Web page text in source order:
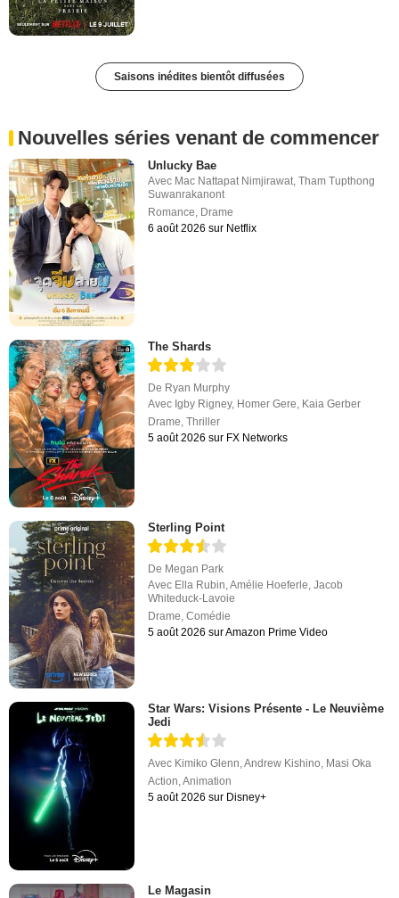
Saisons inédites bientôt diffusées
Nouvelles séries venant de commencer
Unlucky Bae
Avec Mac Nattapat Nimjirawat ,Tham Tupthong
Suwanrakanont
Romance Drame
6 août 2026 sur Netflix
The Shards
De Ryan Murphy
Avec Igby Rigney, Homer Gere, Kaia Gerber
Drame,Thriller
5 août 2026 sur FX Networks
Sterling Point
De Megan Park
Avec Ella Rubin,Amélie Hoeferle,Jacob
Whiteduck-Lavoie
Drame,Comédie
5 août 2026 sur Amazon Prime Video
Star Wars: Visions Présente - Le Neuvième
Jedi
Avec Kimiko Glenn,Andrew Kishino, Masi Oka
Action,Animation
5 août 2026 sur Disney+
Le Magasin